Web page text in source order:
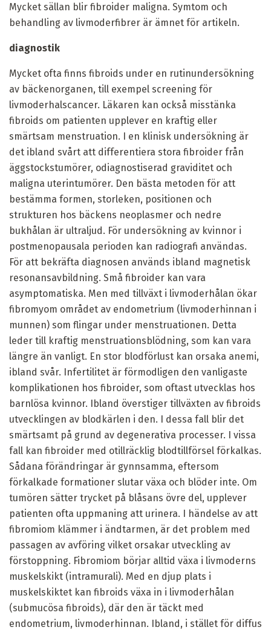
Mycket sällan blir fibroider maligna. Symtom och
behandling av livmoderfibrer är ämnet för artikeln.
diagnostik
Mycket ofta finns fibroids under en rutinundersökning
av bäckenorganen, till exempel screening för
livmoderhalscancer. Läkaren kan också misstänka
fibroids om patienten upplever en kraftig eller
smärtsam menstruation. I en klinisk undersökning är
det ibland svårt att differentiera stora fibroider från
äggstockstumörer, odiagnostiserad graviditet och
maligna uterintumörer. Den bästa metoden för att
bestämma formen, storleken, positionen och
strukturen hos bäckens neoplasmer och nedre
bukhålan är ultraljud. För undersökning av kvinnor i
postmenopausala perioden kan radiografi användas.
För att bekräfta diagnosen används ibland magnetisk
resonansavbildning. Små fibroider kan vara
asymptomatiska. Men med tillväxt i livmoderhålan ökar
fibromyom området av endometrium (livmoderhinnan i
munnen) som flingar under menstruationen. Detta
leder till kraftig menstruationsblödning, som kan vara
längre än vanligt. En stor blodförlust kan orsaka anemi,
ibland svår. Infertilitet är förmodligen den vanligaste
komplikationen hos fibroider, som oftast utvecklas hos
barnlösa kvinnor. Ibland överstiger tillväxten av fibroids
utvecklingen av blodkärlen i den. I dessa fall blir det
smärtsamt på grund av degenerativa processer. I vissa
fall kan fibroider med otillräcklig blodtillförsel förkalkas.
Sådana förändringar är gynnsamma, eftersom
förkalkade formationer slutar växa och blöder inte. Om
tumören sätter trycket på blåsans övre del, upplever
patienten ofta uppmaning att urinera. I händelse av att
fibromiom klämmer i ändtarmen, är det problem med
passagen av avföring vilket orsakar utveckling av
förstoppning. Fibromiom börjar alltid växa i livmoderns
muskelskikt (intramurali). Med en djup plats i
muskelskiktet kan fibroids växa in i livmoderhålan
(submucösa fibroids), där den är täckt med
endometrium, livmoderhinnan. Ibland, i stället för diffus